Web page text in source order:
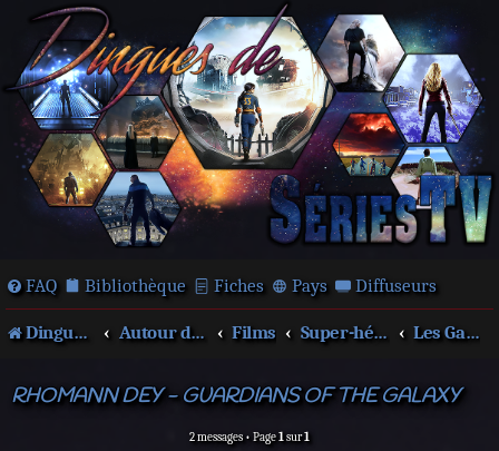
FAQ Bibliothèque Fiches Pays Diffuseurs
Dingues de séries télé ! Autour des films et séries Films Super-héros Les Gardiens de la Galaxie
RHOMANN DEY - GUARDIANS OF THE GALAXY
2 messages • Page1sur1